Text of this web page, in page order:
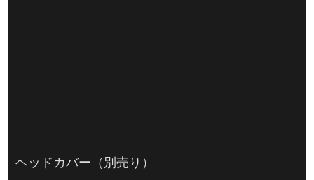
ヘッドカバー（別売り）